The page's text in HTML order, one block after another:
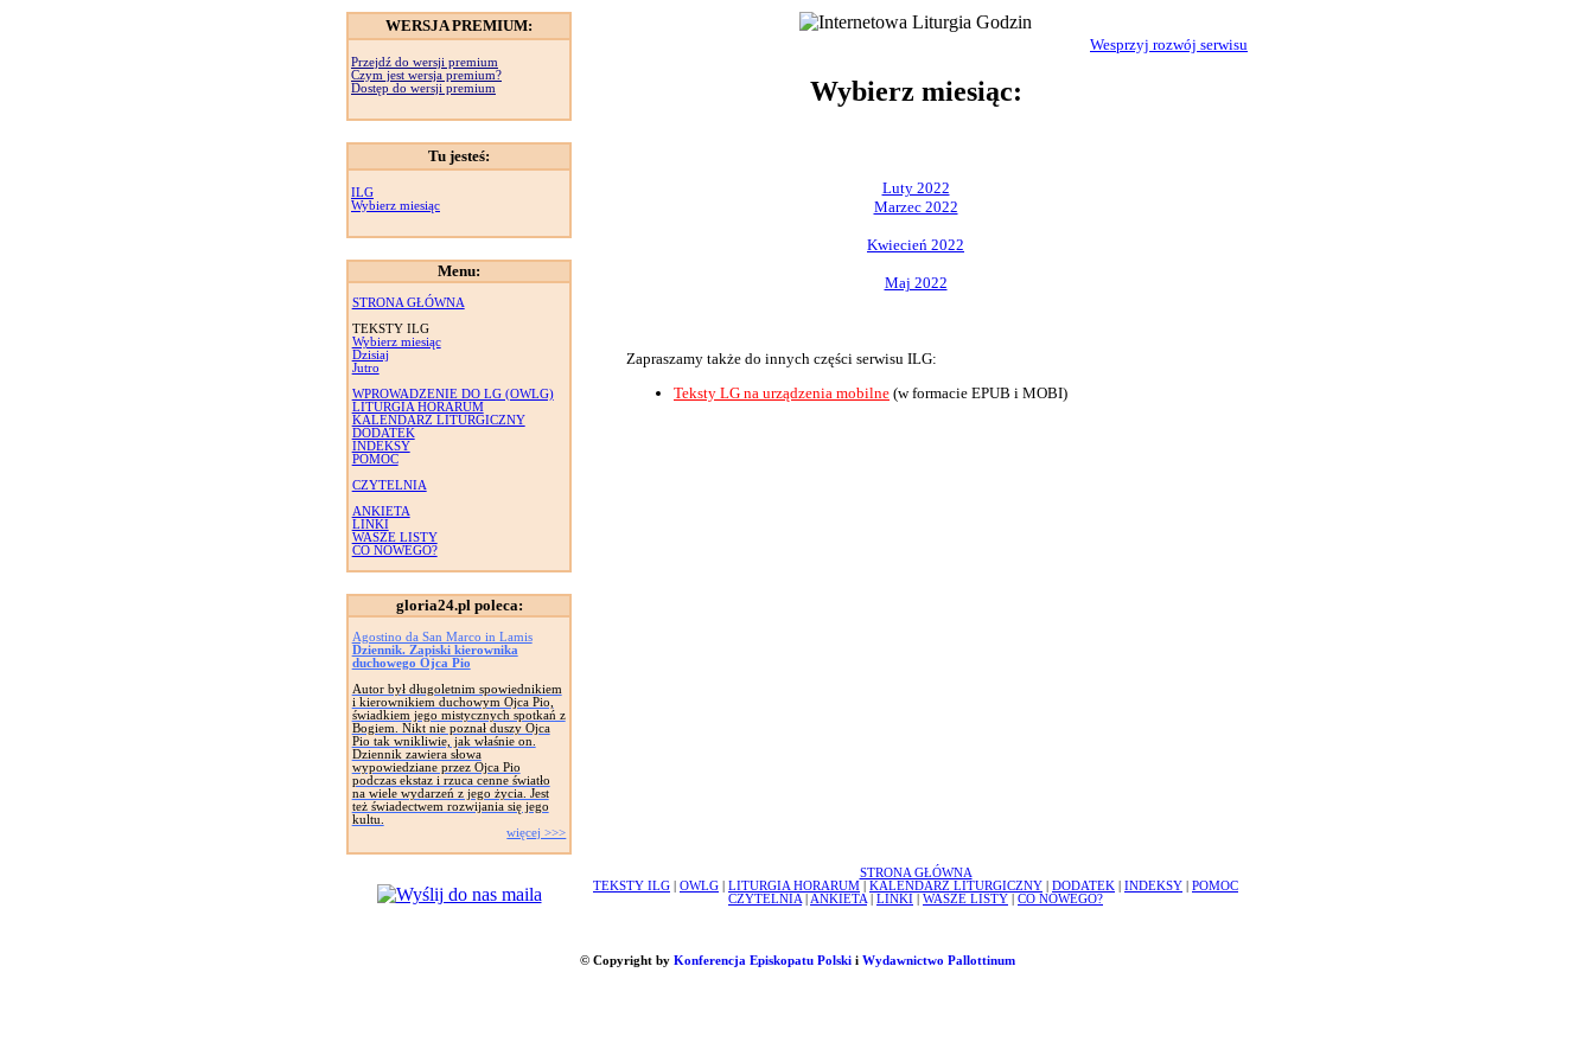
WERSJA PREMIUM:
Przejdź do wersji premium
Czym jest wersja premium?
Dostęp do wersji premium
Tu jesteś:
ILG
Wybierz miesiąc
Menu:
STRONA GŁÓWNA
TEKSTY ILG
Wybierz miesiąc
Dzisiaj
Jutro
WPROWADZENIE DO LG (OWLG)
LITURGIA HORARUM
KALENDARZ LITURGICZNY
DODATEK
INDEKSY
POMOC
CZYTELNIA
ANKIETA
LINKI
WASZE LISTY
CO NOWEGO?
gloria24.pl poleca:
Agostino da San Marco in Lamis
Dziennik. Zapiski kierownika
duchowego Ojca Pio
Autor był długoletnim spowiednikiem
i kierownikiem duchowym Ojca Pio,
świadkiem jego mistycznych spotkań z
Bogiem. Nikt nie poznał duszy Ojca
Pio tak wnikliwie, jak właśnie on.
Dziennik zawiera słowa
wypowiedziane przez Ojca Pio
podczas ekstaz i rzuca cenne światło
na wiele wydarzeń z jego życia. Jest
też świadectwem rozwijania się jego
kultu.
więcej >>>
Wesprzyj rozwój serwisu
Wybierz miesiąc:
Luty 2022
Marzec 2022
Kwiecień 2022
Maj 2022
Zapraszamy także do innych części serwisu ILG:
Teksty LG na urządzenia mobilne (w formacie EPUB i MOBI)
STRONA GŁÓWNA
TEKSTY ILG
OWLG LITURGIA HORARUM KALENDARZ LITURGICZNY DODATEK INDEKSY
POMOC
CZYTELNIA
ANKIETA LINKI WASZE LISTY CO NOWEGO?
© Copyright by Konferencja Episkopatu Polskii Wydawnictwo Pallottinum